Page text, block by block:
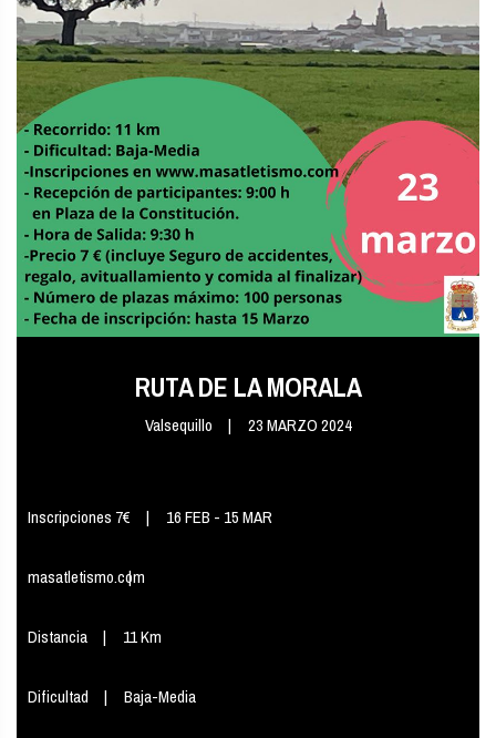
RUTA DE LA MORALA
Valsequillo 23 MARZO 2024
Inscripciones 7€ 16 FEB - 15 MAR
masatletismo.com
Distancia 11 Km
Dificultad Baja-Media